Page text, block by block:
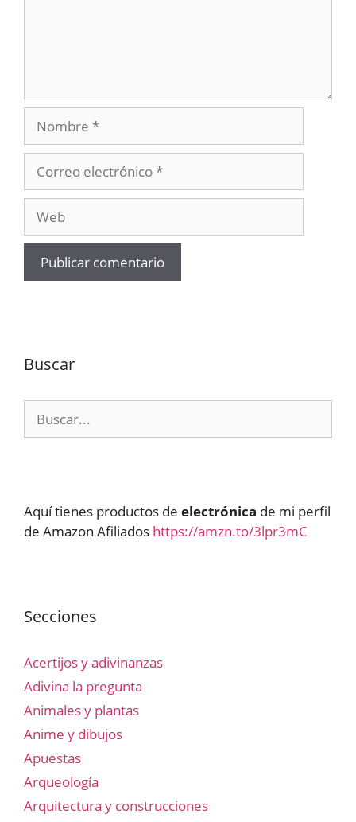
electrónico
Buscar
Aquí tienes productos de electrónica de mi perfil
de Amazon Afiliados https://amzn.to/3lpr3mC
Secciones
Acertijos y adivinanzas
Adivina la pregunta
Animales y plantas
Anime y dibujos
Apuestas
Arqueología
Arquitectura y construcciones